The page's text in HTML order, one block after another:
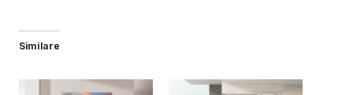
Similare